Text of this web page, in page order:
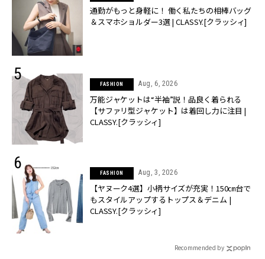
通勤がもっと身軽に！ 働く私たちの相棒バッグ
＆スマホショルダー3選 | CLASSY.[クラッシィ]
FASHION Aug, 6, 2026
万能ジャケットは“半袖”説！品良く着られる
【サファリ型ジャケット】は着回し力に注目 |
CLASSY.[クラッシィ]
FASHION Aug, 3, 2026
【ヤヌーク4選】小柄サイズが充実！150㎝台で
もスタイルアップするトップス＆デニム |
CLASSY.[クラッシィ]
Recommended by